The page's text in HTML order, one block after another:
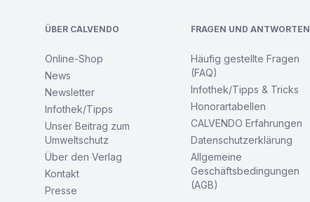
ÜBER CALVENDO
Online-Shop
News
Newsletter
Infothek/Tipps
Unser Beitrag zum
Umweltschutz
Über den Verlag
Kontakt
Presse
FRAGEN UND ANTWORTEN
Häufig gestellte Fragen
(FAQ)
Infothek/Tipps & Tricks
Honorartabellen
CALVENDO Erfahrungen
Datenschutzerklärung
Allgemeine
Geschäftsbedingungen
(AGB)